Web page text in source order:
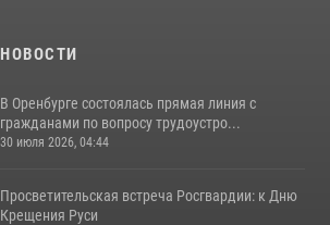
НОВОСТИ
В Оренбурге состоялась прямая линия с
гражданами по вопросу трудоустро...
30 июля 2026, 04:44
Просветительская встреча Росгвардии: к Дню
Крещения Руси